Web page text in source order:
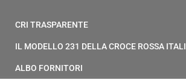
CRI TRASPARENTE
IL MODELLO 231 DELLA CROCE ROSSA
ALBO FORNITORI